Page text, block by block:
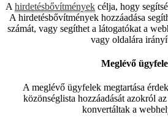
A hirdetésbővítmények célja, hogy
A hirdetésbővítmények hozzáadása
számát, vagy segíthet a látogatókat a
vagy oldalára
Meglévő
A meglévő ügyfelek megtartása
közönséglista hozzáadását azokról
konvertáltak a